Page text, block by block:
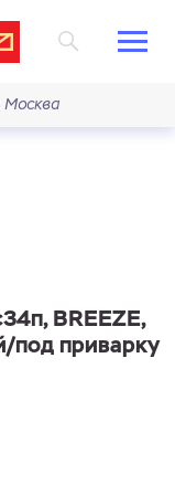
Москва
BREEZE,
приварку